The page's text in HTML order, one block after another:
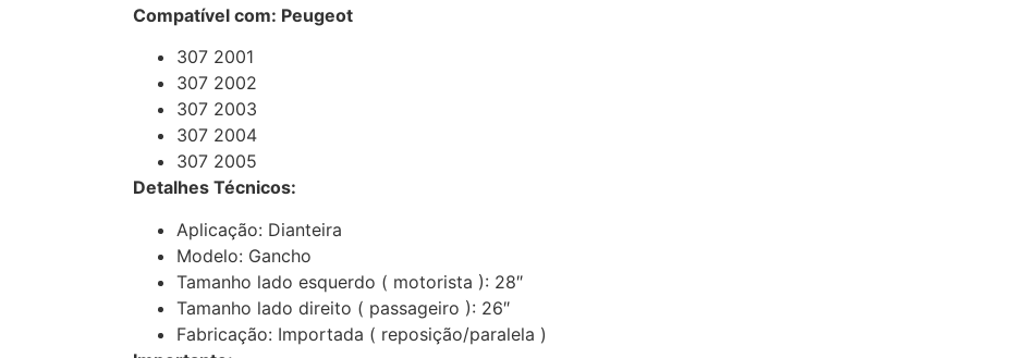
Compatível com: Peugeot
307 2001
307 2002
307 2003
307 2004
307 2005
Detalhes Técnicos:
Aplicação: Dianteira
Modelo: Gancho
Tamanho lado esquerdo ( motorista ): 28″
Tamanho lado direito ( passageiro ): 26″
Fabricação: Importada ( reposição/paralela )